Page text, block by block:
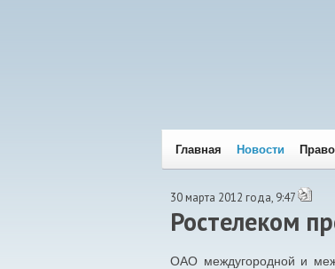
Главная Новости
30 марта 2012 года, 9:47
Ростелеком
ОАО междугородной и